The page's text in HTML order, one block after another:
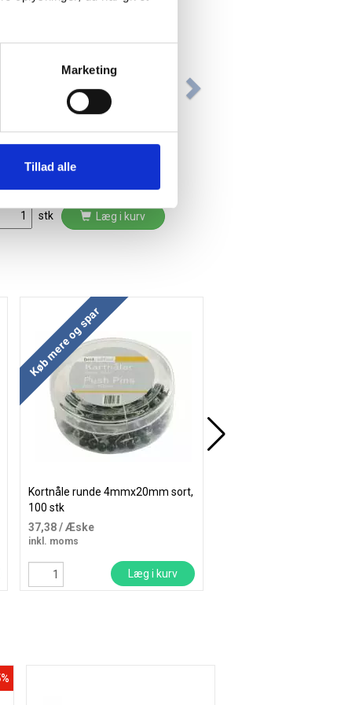
Marketing
Tillad alle
Naga opslagstavle kork med lys
træramme 60x100cm
stk Læg i kurv
Køb mere og spar
Kortnåle runde 4mmx20mm sort,
100 stk
37,38/ Æske
inkl. moms
Læg i kurv